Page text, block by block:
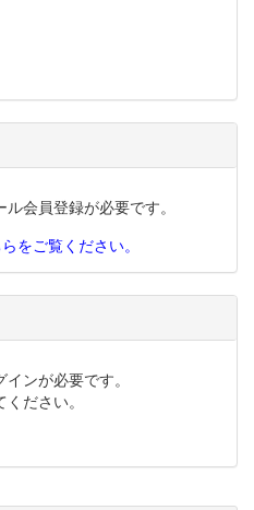
会員登録が必要です。
をご覧ください。
ンが必要です。
ださい。